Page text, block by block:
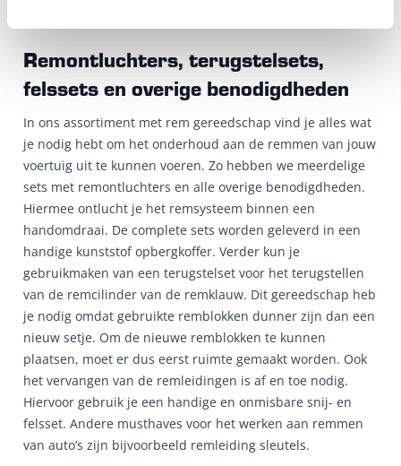
Remontluchters, terugstelsets,
felssets en overige benodigdheden
In ons assortiment met rem gereedschap vind je alles wat
je nodig hebt om het onderhoud aan de remmen van jouw
voertuig uit te kunnen voeren. Zo hebben we meerdelige
sets met remontluchters en alle overige benodigdheden.
Hiermee ontlucht je het remsysteem binnen een
handomdraai. De complete sets worden geleverd in een
handige kunststof opbergkoffer. Verder kun je
gebruikmaken van een terugstelset voor het terugstellen
van de remcilinder van de remklauw. Dit gereedschap heb
je nodig omdat gebruikte remblokken dunner zijn dan een
nieuw setje. Om de nieuwe remblokken te kunnen
plaatsen, moet er dus eerst ruimte gemaakt worden. Ook
het vervangen van de remleidingen is af en toe nodig.
Hiervoor gebruik je een handige en onmisbare snij- en
felsset. Andere musthaves voor het werken aan remmen
van auto’s zijn bijvoorbeeld remleiding sleutels.